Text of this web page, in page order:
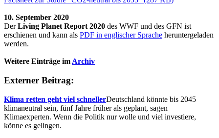
10. September 2020
DerLiving Planet Report 2020 des WWF und des GFN ist
erschienen und kann als PDF in englischer Sprache heruntergeladen
werden.
Weitere Einträge im Archiv
Externer Beitrag:
Klima retten geht viel schnellerDeutschland könnte bis 2045
klimaneutral sein, fünf Jahre früher als geplant, sagen
Klimaexperten. Wenn die Politik nur wolle und viel investiere,
könne es gelingen.